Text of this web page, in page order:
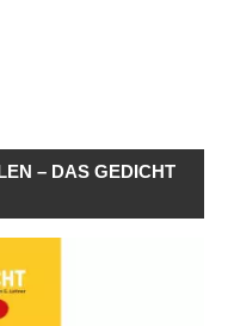
– DAS GEDICHT